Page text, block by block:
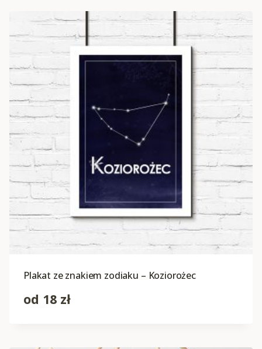
Plakat ze znakiem zodiaku – Koziorożec
od 18 zł